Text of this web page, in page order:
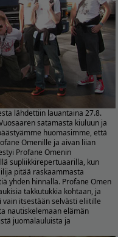
lähdettiin lauantaina 27.8.
satamasta kiuluun ja
huomasimme, että
Omenille ja aivan liian
Profane Omenin
supliikkirepertuaarilla, kun
pitää raskaammasta
yhden hinnalla. Profane Omen
takkutukkia kohtaan, ja
itsestään selvästi eliitille
nautiskelemaan elämän
juomalauluista ja